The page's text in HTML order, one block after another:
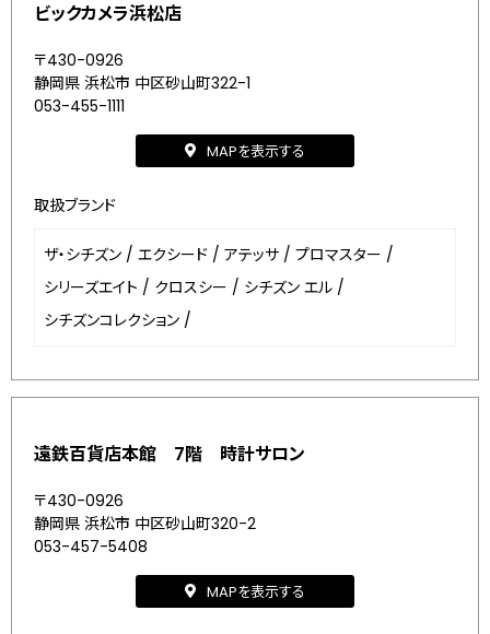
ビックカメラ浜松店
〒430-0926
静岡県 浜松市 中区砂山町322-1
053-455-1111
MAPを表示する
取扱ブランド
ザ・シチズン / エクシード / アテッサ / プロマスター /
シリーズエイト / クロスシー / シチズン エル /
シチズンコレクション /
遠鉄百貨店本館 7階 時計サロン
〒430-0926
静岡県 浜松市 中区砂山町320-2
053-457-5408
MAPを表示する